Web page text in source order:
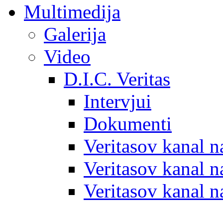
Multimedija
Galerija
Video
D.I.C. Veritas
Intervjui
Dokumenti
Veritasov kanal
Veritasov kanal
Veritasov kanal